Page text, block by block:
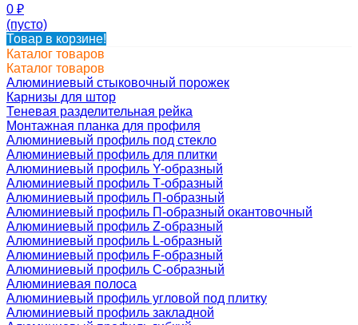
0 ₽
(пусто)
Товар в корзине!
Каталог товаров
Каталог товаров
Алюминиевый стыковочный порожек
Карнизы для штор
Теневая разделительная рейка
Монтажная планка для профиля
Алюминиевый профиль под стекло
Алюминиевый профиль для плитки
Алюминиевый профиль Y-образный
Алюминиевый профиль Т-образный
Алюминиевый профиль П-образный
Алюминиевый профиль П-образный окантовочный
Алюминиевый профиль Z-образный
Алюминиевый профиль L-образный
Алюминиевый профиль F-образный
Алюминиевый профиль C-образный
Алюминиевая полоса
Алюминиевый профиль угловой под плитку
Алюминиевый профиль закладной